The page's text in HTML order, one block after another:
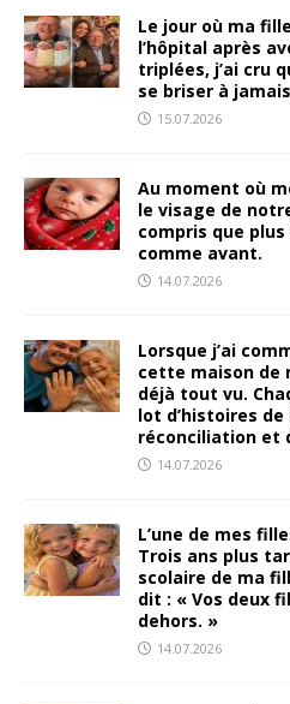
Le jour où ma
l’hôpital après
triplées, j’ai cru
se briser à
15.07.2026
Au moment où
le visage de
compris que
comme avant.
14.07.2026
Lorsque j’ai
cette maison de
déjà tout vu.
lot d’histoires
réconciliation et
14.07.2026
L’une de mes
Trois ans plus
scolaire de ma
dit : « Vos deux
dehors. »
14.07.2026